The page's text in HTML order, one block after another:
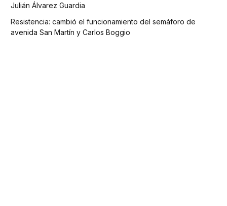
Julián Álvarez Guardia
Resistencia: cambió el funcionamiento del semáforo de
avenida San Martín y Carlos Boggio